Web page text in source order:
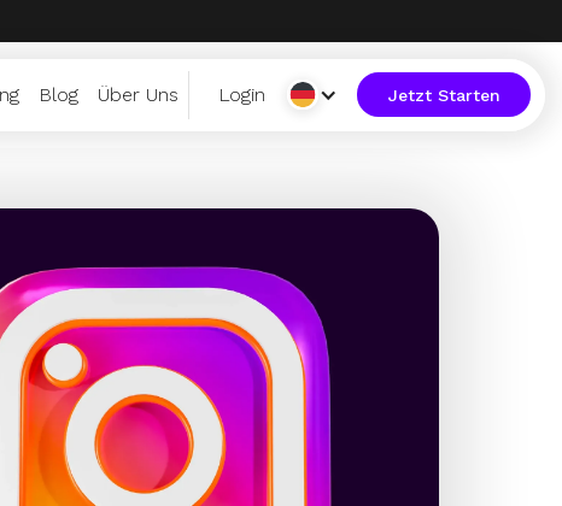
Blog Über Uns Login Jetzt Starten